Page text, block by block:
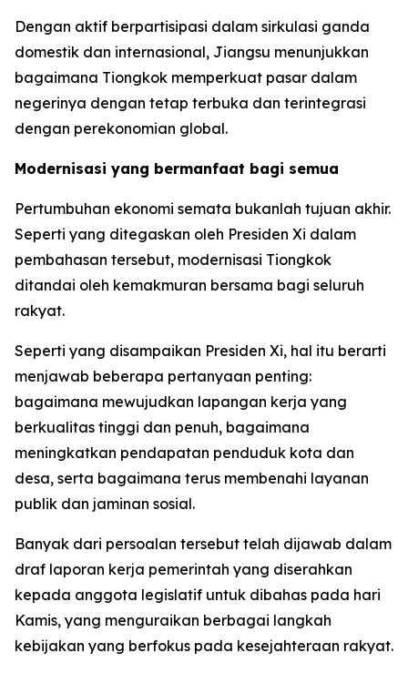
Dengan aktif berpartisipasi dalam sirkulasi ganda
domestik dan internasional, Jiangsu menunjukkan
bagaimana Tiongkok memperkuat pasar dalam
negerinya dengan tetap terbuka dan terintegrasi
dengan perekonomian global.
Modernisasi yang bermanfaat bagi semua
Pertumbuhan ekonomi semata bukanlah tujuan akhir.
Seperti yang ditegaskan oleh Presiden Xi dalam
pembahasan tersebut, modernisasi Tiongkok
ditandai oleh kemakmuran bersama bagi seluruh
rakyat.
Seperti yang disampaikan Presiden Xi, hal itu berarti
menjawab beberapa pertanyaan penting:
bagaimana mewujudkan lapangan kerja yang
berkualitas tinggi dan penuh, bagaimana
meningkatkan pendapatan penduduk kota dan
desa, serta bagaimana terus membenahi layanan
publik dan jaminan sosial.
Banyak dari persoalan tersebut telah dijawab dalam
draf laporan kerja pemerintah yang diserahkan
kepada anggota legislatif untuk dibahas pada hari
Kamis, yang menguraikan berbagai langkah
kebijakan yang berfokus pada kesejahteraan rakyat.